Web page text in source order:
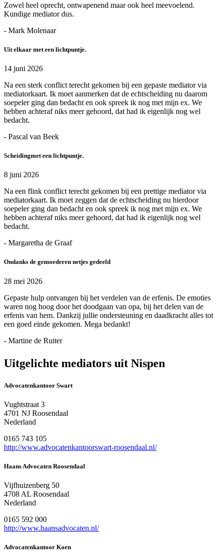
Zowel heel oprecht, ontwapenend maar ook heel meevoelend.
Kundige mediator dus.
- Mark Molenaar
Uit elkaar met een lichtpuntje.
14 juni 2026
Na een sterk conflict terecht gekomen bij een gepaste mediator via
mediatorkaart. Ik moet aanmerken dat de echtscheiding nu daarom
soepeler ging dan bedacht en ook spreek ik nog met mijn ex. We
hebben achteraf niks meer gehoord, dat had ik eigenlijk nog wel
bedacht.
- Pascal van Beek
Scheidingmet een lichtpuntje.
8 juni 2026
Na een flink conflict terecht gekomen bij een prettige mediator via
mediatorkaart. Ik moet zeggen dat de echtscheiding nu hierdoor
soepeler ging dan bedacht en ook spreek ik nog met mijn ex. We
hebben achteraf niks meer gehoord, dat had ik eigenlijk nog wel
bedacht.
- Margaretha de Graaf
Ondanks de gemoederen netjes gedeeld
28 mei 2026
Gepaste hulp ontvangen bij het verdelen van de erfenis. De emoties
waren nog hoog door het doodgaan van opa, bij het delen van de
erfenis van hem. Dankzij jullie ondersteuning en daadkracht alles tot
een goed einde gekomen. Mega bedankt!
- Martine de Ruiter
Uitgelichte mediators uit Nispen
Advocatenkantoor Swart
Vughtstraat 3
4701 NJ Roosendaal
Nederland
0165 743 105
http://www.advocatenkantoorswart-roosendaal.nl/
Haans Advocaten Roosendaal
Vijfhuizenberg 50
4708 AL Roosendaal
Nederland
0165 592 000
http://www.haansadvocaten.nl/
Advocatenkantoor Koen